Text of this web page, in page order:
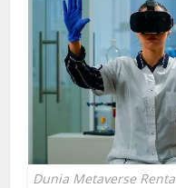
Dunia Metaverse